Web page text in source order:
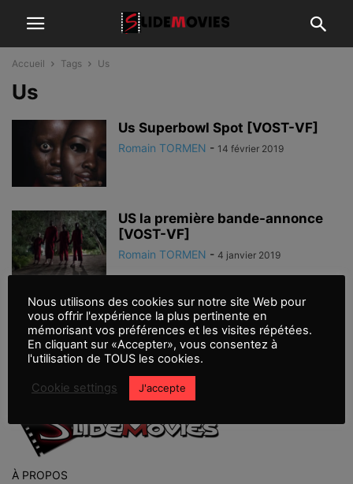
Accueil Tags Us
Us
Us Superbowl Spot [VOST-VF]
Romain TORMEN - 14 février 2019
US la première bande-annonce
[VOST-VF]
Romain TORMEN - 4 janvier 2019
Jordan Peele révèle son prochain
film
Romain TORMEN - 9 mai 2018
À PROPOS
Nous utilisons des cookies sur notre site Web pour
vous offrir l'expérience la plus pertinente en
mémorisant vos préférences et les visites répétées.
En cliquant sur «Accepter», vous consentez à
l'utilisation de TOUS les cookies.
Cookie settings J'accepte